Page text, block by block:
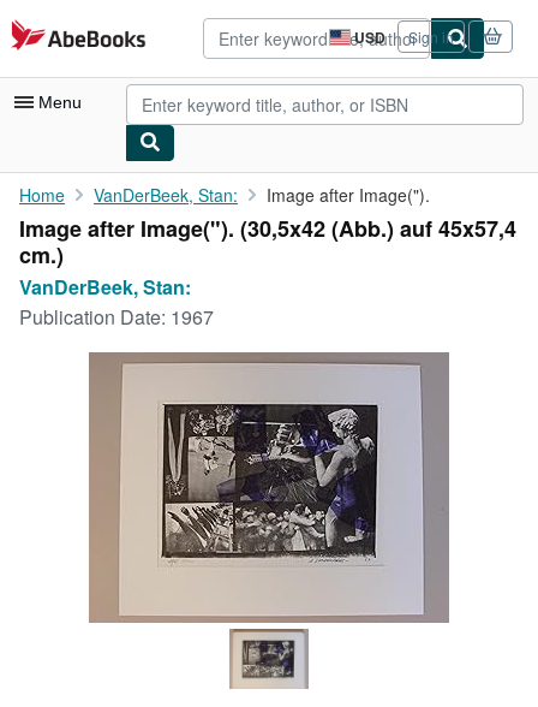
Skip to main content
AbeBooks.com USD
Site
shopping
preferences
Sign in
Menu
My Account
My Purchases
Advanced Search
Browse Collections
CLOSE
Home VanDerBeek, Stan: Image after Image(").
Image after Image("). (30,5x42 (Abb.) auf 45x57,4
cm.)
VanDerBeek, Stan:
Publication Date: 1967